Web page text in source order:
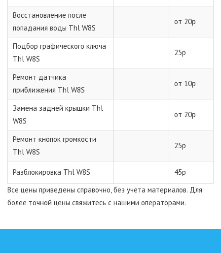
Восстановление после
попадания воды Thl W8S
от 20р
Подбор графического ключа
Thl W8S
25р
Ремонт датчика
приближения Thl W8S
от 10р
Замена задней крышки Thl
W8S
от 20р
Ремонт кнопок громкости
Thl W8S
25р
Разблокировка Thl W8S
45р
Все цены приведены справочно, без учета материалов. Для
более точной цены свяжитесь с нашими операторами.